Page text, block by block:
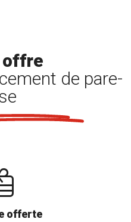
offre
de pare-
offerte